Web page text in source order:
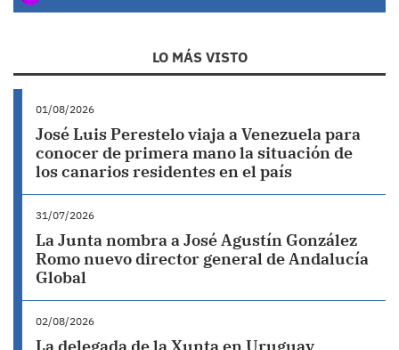
LO MÁS VISTO
01/08/2026
José Luis Perestelo viaja a Venezuela para
conocer de primera mano la situación de
los canarios residentes en el país
31/07/2026
La Junta nombra a José Agustín González
Romo nuevo director general de Andalucía
Global
02/08/2026